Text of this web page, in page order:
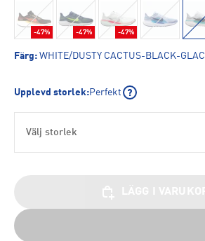
-47% -47% -47%
Färg: WHITE/DUSTY CACTUS-BLACK-GLACI
Upplevd storlek:Perfekt
Välj storlek